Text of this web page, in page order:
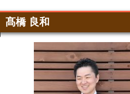
髙橋 良和